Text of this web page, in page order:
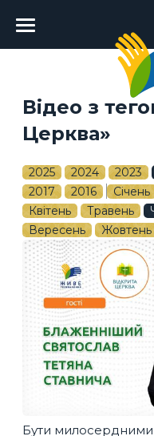
Головне
меню
Відео з
Церква»
2025 2024 2023
2017
2016 Січень
Квітень
Травень
Вересень
Жовтень
Бути милосердними